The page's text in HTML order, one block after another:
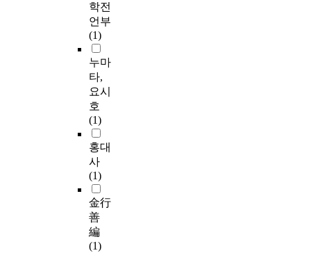
학전
언부
(1)
누마
타,
요시
호
(1)
홍대
사
(1)
金行
善
編
(1)